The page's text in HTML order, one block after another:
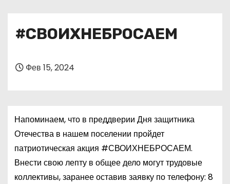
#СВОИХНЕБРОСАЕМ
Фев 15, 2024
Напоминаем, что в преддверии Дня защитника
Отечества в нашем поселении пройдет
патриотическая акция #СВОИХНЕБРОСАЕМ.
Внести свою лепту в общее дело могут трудовые
коллективы, заранее оставив заявку по телефону: 8